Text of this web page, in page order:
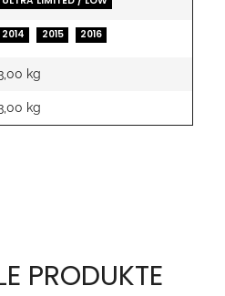
2014 2015 2016
kg
kg
PRODUKTE